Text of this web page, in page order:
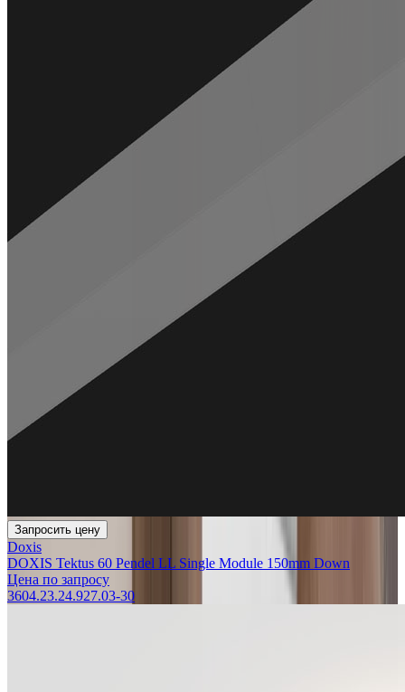
Запросить цену
Doxis
DOXIS Tektus 60 Pendel LL Single Module 150mm Down
Цена по запросу
3604.23.24.927.03-30